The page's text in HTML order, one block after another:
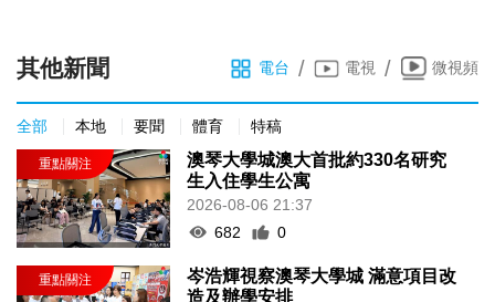
其他新聞 電台 / 電視 / 微視頻
全部 本地 要聞 體育 特稿
澳琴大學城澳大首批約330名研究
生入住學生公寓
2026-08-06 21:37
682
0
岑浩輝視察澳琴大學城 滿意項目改
造及辦學安排